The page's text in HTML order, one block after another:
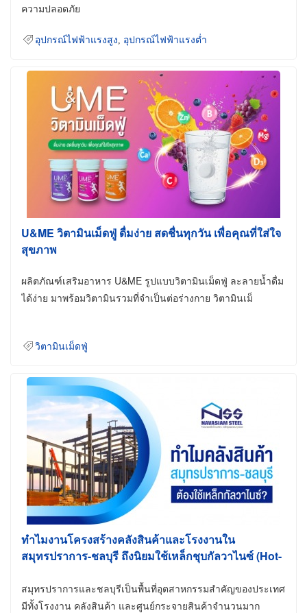
ความปลอดภัย
อุปกรณ์ไฟฟ้าแรงสูง อุปกรณ์ไฟฟ้าแรงต่ำ
U&ME วิตามินเม็ดฟู่ ดื่มง่าย สดชื่นทุกวัน เพื่อคุณที่ใส่ใจ
สุขภาพ
ผลิตภัณฑ์เสริมอาหาร U&ME รูปแบบวิตามินเม็ดฟู่ ละลายน้ำดื่ม
ได้ง่าย มาพร้อมวิตามินรวมที่จำเป็นต่อร่างกาย วิตามินเม็
วิตามินเม็ดฟู่
ทำไมงานโครงสร้างคลังสินค้าและโรงงานใน
สมุทรปราการ-ชลบุรี ถึงนิยมใช้เหล็กชุบกัลวาไนซ์ (Hot-
สมุทรปราการและชลบุรีเป็นพื้นที่อุตสาหกรรมสำคัญของประเทศ
มีทั้งโรงงาน คลังสินค้า และศูนย์กระจายสินค้าจำนวนมาก